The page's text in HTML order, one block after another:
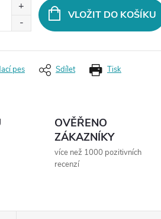
VLOŽIT DO KOŠÍKU
Tisk
pes Sdílet
OVĚŘENO
ZÁKAZNÍKY
více než 1000 pozitivních
recenzí